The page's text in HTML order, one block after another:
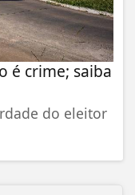
é crime; saiba
do eleitor